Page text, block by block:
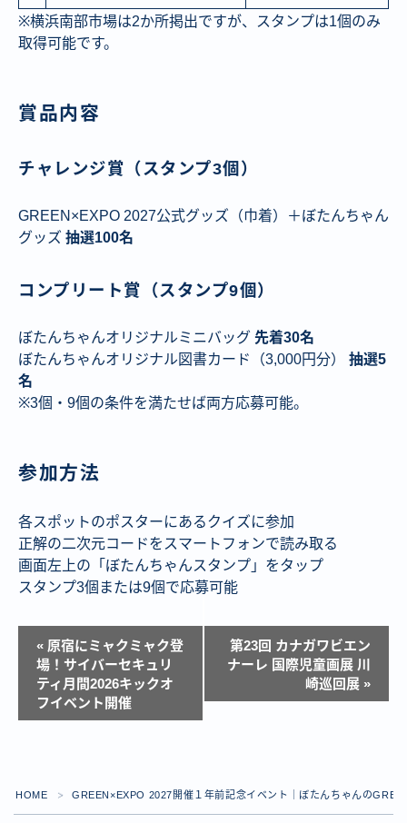
※横浜南部市場は2か所掲出ですが、スタンプは1個のみ
取得可能です。
賞品内容
チャレンジ賞（スタンプ3個）
GREEN×EXPO 2027公式グッズ（巾着）＋ぼたんちゃん
グッズ 抽選100名
コンプリート賞（スタンプ9個）
ぼたんちゃんオリジナルミニバッグ 先着30名
ぼたんちゃんオリジナル図書カード（3,000円分） 抽選5
名
※3個・9個の条件を満たせば両方応募可能。
参加方法
各スポットのポスターにあるクイズに参加
正解の二次元コードをスマートフォンで読み取る
画面左上の「ぼたんちゃんスタンプ」をタップ
スタンプ3個または9個で応募可能
ー
« 原宿にミャクミャク登
場！サイバーセキュリ
ティ月間2026キックオ
フイベント開催
第23回 カナガワビエン
ナーレ 国際児童画展 川
崎巡回展 »
HOME ＞ GREEN×EXPO 2027開催１年前記念イベント｜ぼたんちゃんの